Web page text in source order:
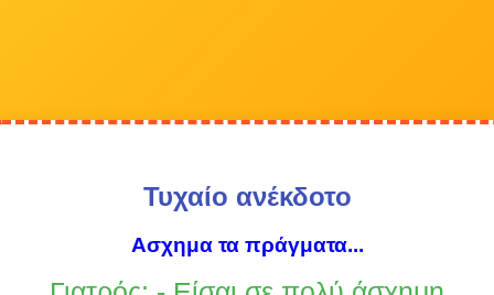
Τυχαίο ανέκδοτο
Ασχημα τα πράγματα...